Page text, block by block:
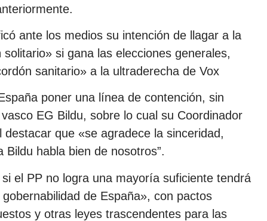
ante los medios su intención de llagar a la
si gana las elecciones generales,
sanitario» a la ultraderecha de Vox
poner una línea de contención, sin
EG Bildu, sobre lo cual su Coordinador
que «se agradece la sinceridad,
habla bien de nosotros”.
el PP no logra una mayoría suficiente tendrá
de España», con pactos
y otras leyes trascendentes para las